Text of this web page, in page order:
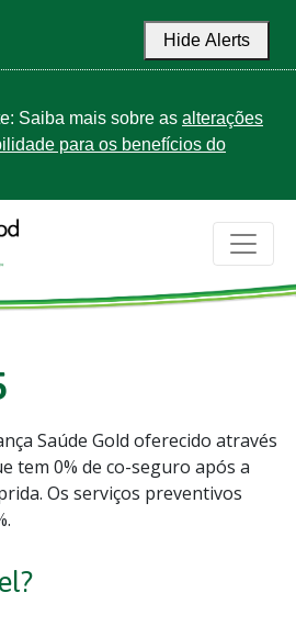
Hide Alerts
Saiba mais sobre as alterações
para os benefícios do
Saúde Gold oferecido através
tem 0% de co-seguro após a
Os serviços preventivos